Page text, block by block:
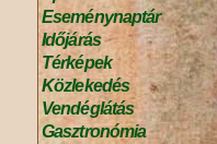
Eseménynaptár
Időjárás
Térképek
Közlekedés
Vendéglátás
Gasztronómia